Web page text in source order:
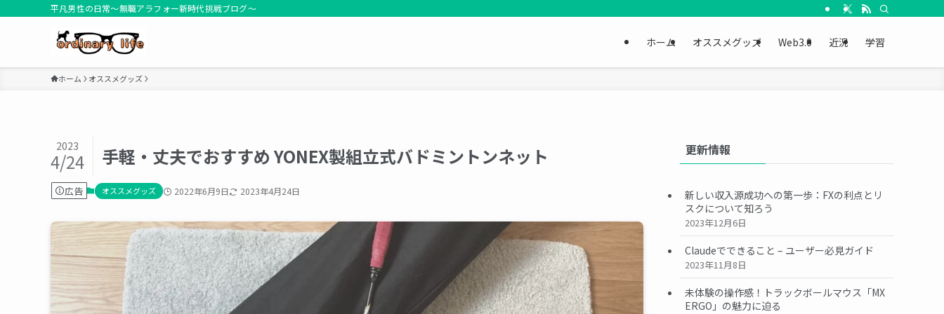
平凡男性の日常～無職アラフォー新時代挑戦ブログ～
ホーム オススメグッズ Web3.0 近況 学習
ホーム オススメグッズ
手軽・丈夫でおすすめ YONEX製組立式バドミントンネット
2023
4/24
広告 オススメグッズ 2022年6月9日 2023年4月24日
更新情報
新しい収入源成功への第一歩：FXの利点とリ
スクについて知ろう
2023年12月6日
Claudeでできること – ユーザー必見ガイド
2023年11月8日
未体験の操作感！トラックボールマウス「MX
ERGO」の魅力に迫る